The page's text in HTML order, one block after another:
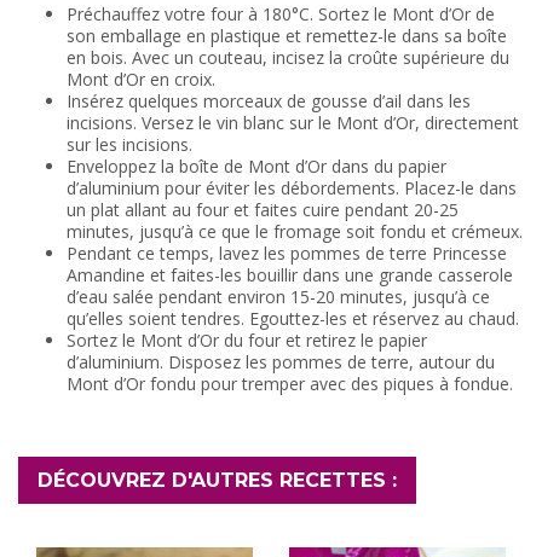
Préchauffez votre four à 180°C. Sortez le Mont d’Or de
son emballage en plastique et remettez-le dans sa boîte
en bois. Avec un couteau, incisez la croûte supérieure du
Mont d’Or en croix.
Insérez quelques morceaux de gousse d’ail dans les
incisions. Versez le vin blanc sur le Mont d’Or, directement
sur les incisions.
Enveloppez la boîte de Mont d’Or dans du papier
d’aluminium pour éviter les débordements. Placez-le dans
un plat allant au four et faites cuire pendant 20-25
minutes, jusqu’à ce que le fromage soit fondu et crémeux.
Pendant ce temps, lavez les pommes de terre Princesse
Amandine et faites-les bouillir dans une grande casserole
d’eau salée pendant environ 15-20 minutes, jusqu’à ce
qu’elles soient tendres. Egouttez-les et réservez au chaud.
Sortez le Mont d’Or du four et retirez le papier
d’aluminium. Disposez les pommes de terre, autour du
Mont d’Or fondu pour tremper avec des piques à fondue.
DÉCOUVREZ D'AUTRES RECETTES :